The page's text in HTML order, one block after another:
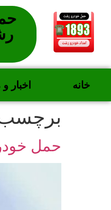
خانه اخبار
حمل